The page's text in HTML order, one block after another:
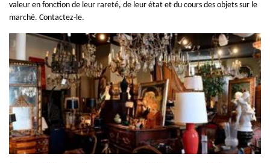
valeur en fonction de leur rareté, de leur état et du cours des objets sur le
marché. Contactez-le.